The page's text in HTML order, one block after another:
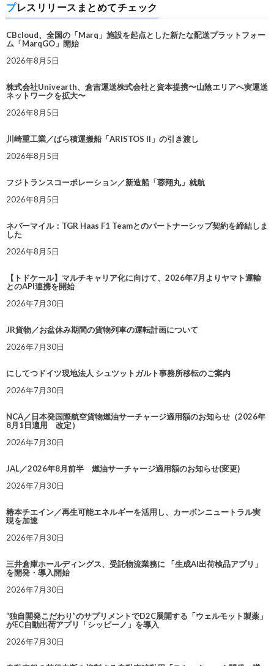
プレスリリースまとめてチェック
CBcloud、全国の「Marq」施設を起点とした新たな配送プラットフォー
ム「MarqGO」開始
2026年8月5日
株式会社Univearth、倉吉運送株式会社と資本提携〜山陰エリアへ実運送
ネットワークを拡大〜
2026年8月5日
川崎重工業／ばら積運搬船「ARISTOS II」の引き渡し
2026年8月5日
フジトランスコーポレーション／新造船「蓉翔丸」就航
2026年8月5日
ネバーマイル：TGR Haas F1 Teamとのパートナーシップ契約を締結しま
した
2026年8月5日
【トドケール】マルチキャリア化に向けて、2026年7月よりヤマト運輸
とのAPI連携を開始
2026年7月30日
JR貨物／お盆休み期間の貨物列車の運転計画について
2026年7月30日
にしてつドイツ現地法人 シュツットガルト事務所移転のご案内
2026年7月30日
NCA／日本発国際航空貨物燃油サーチャージ適用額のお知らせ（2026年
8月1日適用 改定）
2026年7月30日
JAL／2026年8月前半 燃油サーチャージ適用額のお知らせ(変更)
2026年7月30日
椿本チエイン／再生可能エネルギーを活用し、カーボンニュートラル実
現を加速
2026年7月30日
三井倉庫ホールディングス、受託物流業務に 「生成AI出荷検品アプリ」
を開発・導入開始
2026年7月30日
“独自開発こだわり”のサプリメントでD2C展開する「ウェルモット製薬」
がEC自動出荷アプリ「シッピーノ」を導入
2026年7月30日